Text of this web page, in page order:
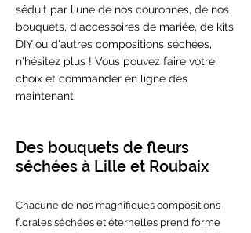
séduit par l'une de nos couronnes, de nos
bouquets, d'accessoires de mariée, de kits
DIY ou d'autres compositions séchées,
n'hésitez plus ! Vous pouvez faire votre
choix et commander en ligne dès
maintenant.
Des bouquets de fleurs
séchées à Lille et Roubaix
Chacune de nos magnifiques compositions
florales séchées et éternelles prend forme